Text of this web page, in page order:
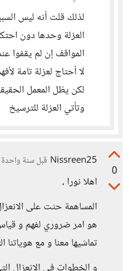
لذلك قلت أنه ليس
العزلة وحدها دون
المواقف إن لم يقفوا
لا أحتاج لعزلة تامة
لكن يظل المعمل
وتأتي العزلة للترسيخ
0
Nissreen25 قبل سنة واحدة
اهلا نورا ،
المساهمة حثت على
هو امر ضروري لفهم و
تماشيها معنا و مع